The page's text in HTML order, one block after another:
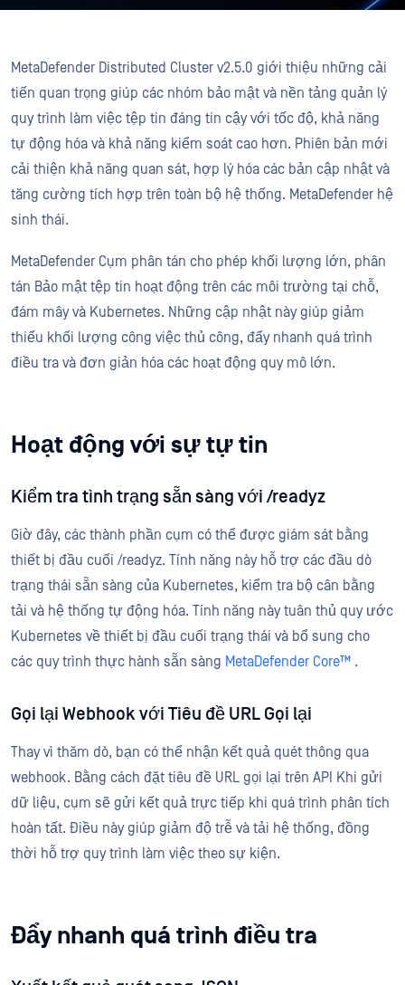
MetaDefender Distributed Cluster v2.5.0 giới thiệu những cải
tiến quan trọng giúp các nhóm bảo mật và nền tảng quản lý
quy trình làm việc tệp tin đáng tin cậy với tốc độ, khả năng
tự động hóa và khả năng kiểm soát cao hơn. Phiên bản mới
cải thiện khả năng quan sát, hợp lý hóa các bản cập nhật và
tăng cường tích hợp trên toàn bộ hệ thống. MetaDefender hệ
sinh thái.
MetaDefender Cụm phân tán cho phép khối lượng lớn, phân
tán Bảo mật tệp tin hoạt động trên các môi trường tại chỗ,
đám mây và Kubernetes. Những cập nhật này giúp giảm
thiểu khối lượng công việc thủ công, đẩy nhanh quá trình
điều tra và đơn giản hóa các hoạt động quy mô lớn.
Hoạt động với sự tự tin
Kiểm tra tình trạng sẵn sàng với /readyz
Giờ đây, các thành phần cụm có thể được giám sát bằng
thiết bị đầu cuối /readyz. Tính năng này hỗ trợ các đầu dò
trạng thái sẵn sàng của Kubernetes, kiểm tra bộ cân bằng
tải và hệ thống tự động hóa. Tính năng này tuân thủ quy ước
Kubernetes về thiết bị đầu cuối trạng thái và bổ sung cho
các quy trình thực hành sẵn sàng MetaDefender Core™ .
Gọi lại Webhook với Tiêu đề URL Gọi lại
Thay vì thăm dò, bạn có thể nhận kết quả quét thông qua
webhook. Bằng cách đặt tiêu đề URL gọi lại trên API Khi gửi
dữ liệu, cụm sẽ gửi kết quả trực tiếp khi quá trình phân tích
hoàn tất. Điều này giúp giảm độ trễ và tải hệ thống, đồng
thời hỗ trợ quy trình làm việc theo sự kiện.
Đẩy nhanh quá trình điều tra